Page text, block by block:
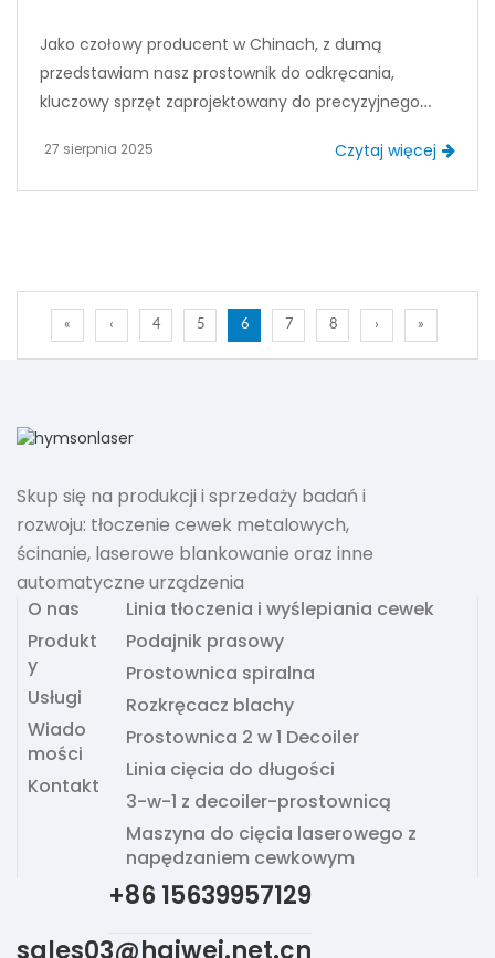
Jako czołowy producent w Chinach, z dumą
przedstawiam nasz prostownik do odkręcania,
kluczowy sprzęt zaprojektowany do precyzyjnego
specjalizujemy się w badaniach, rozwoju i produkcji
zaawansowanych rozwiązań automatyki do obsługi
27 sierpnia 2025 Czytaj więcej
« ‹ 4 5 6 7 8 › »
Skup się na produkcji i sprzedaży badań i
rozwoju: tłoczenie cewek metalowych,
ścinanie, laserowe blankowanie oraz inne
automatyczne urządzenia
O nas
Produkt
y
Usługi
Wiado
mości
Kontakt
Linia tłoczenia i wyślepiania cewek
Podajnik prasowy
Prostownica spiralna
Rozkręcacz blachy
Prostownica 2 w 1 Decoiler
Linia cięcia do długości
3-w-1 z decoiler-prostownicą
Maszyna do cięcia laserowego z
napędzaniem cewkowym
+86 15639957129